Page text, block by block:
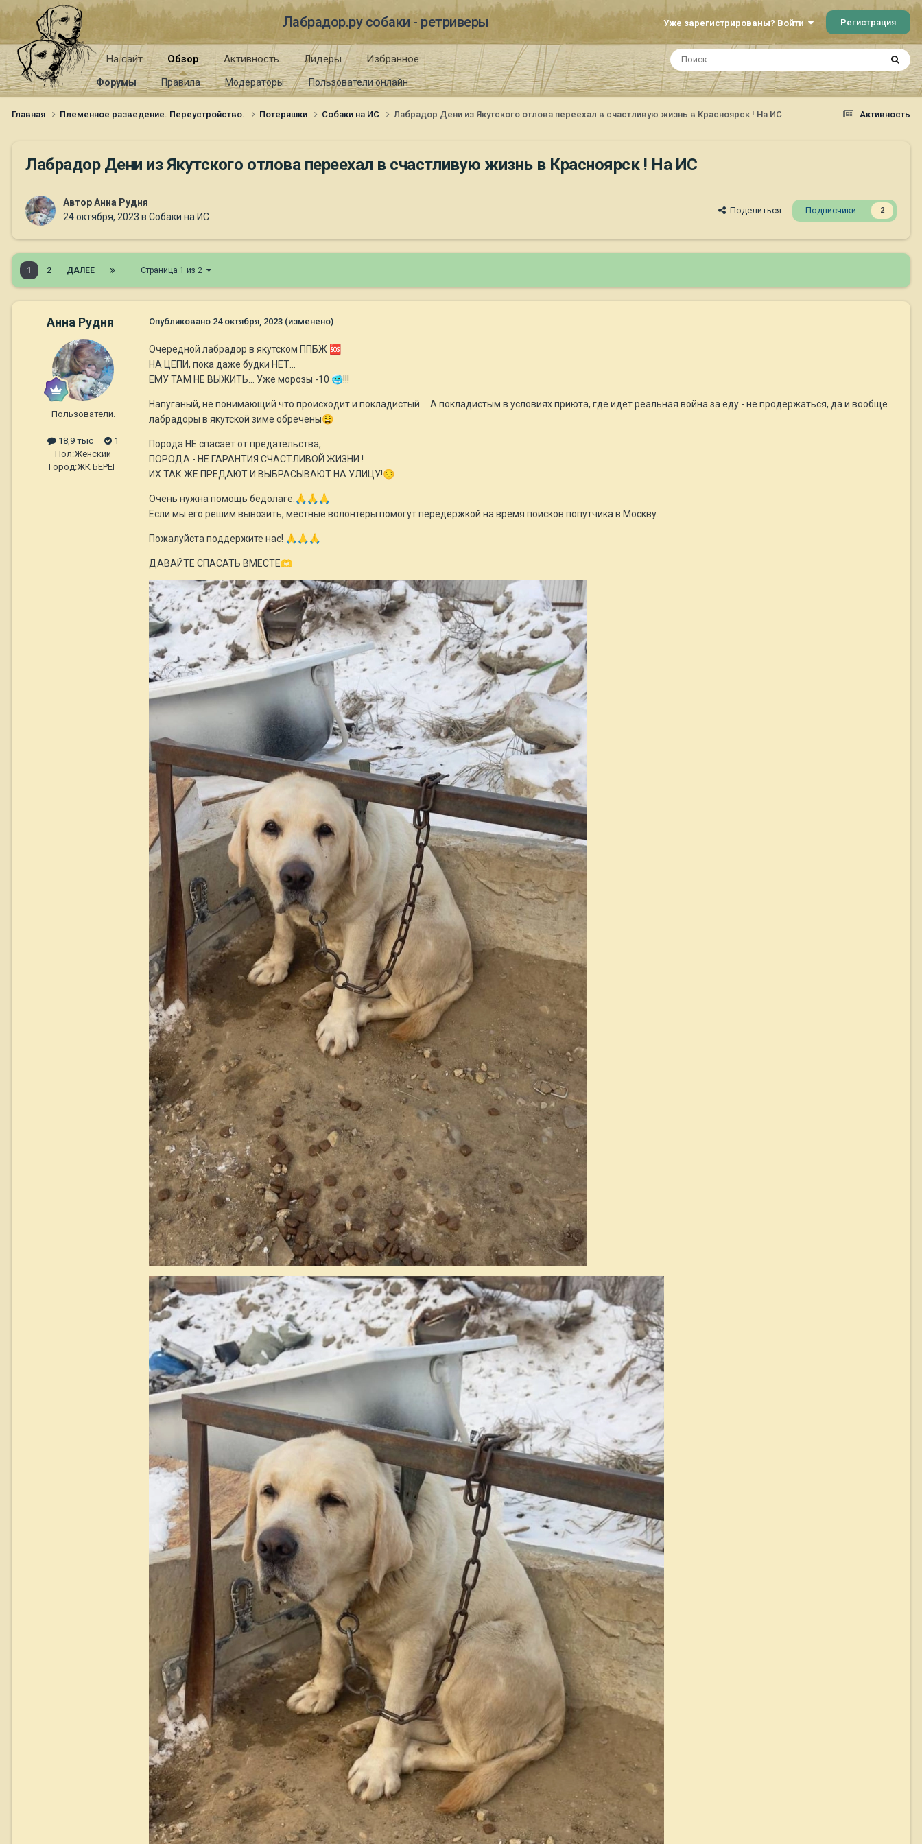
Лабрадор.ру собаки - ретриверы Уже зарегистрированы? Войти Регистрация
На сайт Обзор
Форумы Правила Модераторы Пользователи онлайн
Активность Лидеры Избранное
Активность
Главная Племенное разведение. Переустройство. Потеряшки Собаки на ИС Лабрадор Дени из Якутского отлова переехал в счастливую жизнь в Красноярск ! На ИС
Лабрадор Дени из Якутского отлова переехал в счастливую жизнь в Красноярск ! На ИС
АвторАнна Рудня
24 октября, 2023 в Собаки на ИС
Поделиться Подписчики 2
1 2 ДАЛЕЕ Страница 1 из 2
Анна Рудня
Пользователи.
18,9 тыс
1
Пол:Женский
Город:ЖК БЕРЕГ
Опубликовано 24 октября, 2023 (изменено)
Очередной лабрадор в якутском ППБЖ 🆘
НА ЦЕПИ, пока даже будки НЕТ...
ЕМУ ТАМ НЕ ВЫЖИТЬ... Уже морозы -10 🥶!!!
Напуганый, не понимающий что происходит и покладистый.... А покладистым в условиях приюта, где идет реальная война за еду - не продержаться, да и вообще
лабрадоры в якутской зиме обречены😩
Порода НЕ спасает от предательства,
ПОРОДА - НЕ ГАРАНТИЯ СЧАСТЛИВОЙ ЖИЗНИ !
ИХ ТАК ЖЕ ПРЕДАЮТ И ВЫБРАСЫВАЮТ НА УЛИЦУ!😔
Очень нужна помощь бедолаге. 🙏🙏🙏
Если мы его решим вывозить, местные волонтеры помогут передержкой на время поисков попутчика в Москву.
Пожалуйста поддержите нас! 🙏🙏🙏
ДАВАЙТЕ СПАСАТЬ ВМЕСТЕ🫶